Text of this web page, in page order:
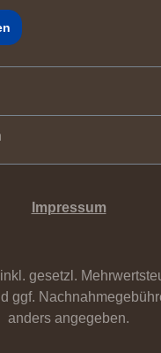
Impressum
gesetzl.
ggf.
anders angegeben.